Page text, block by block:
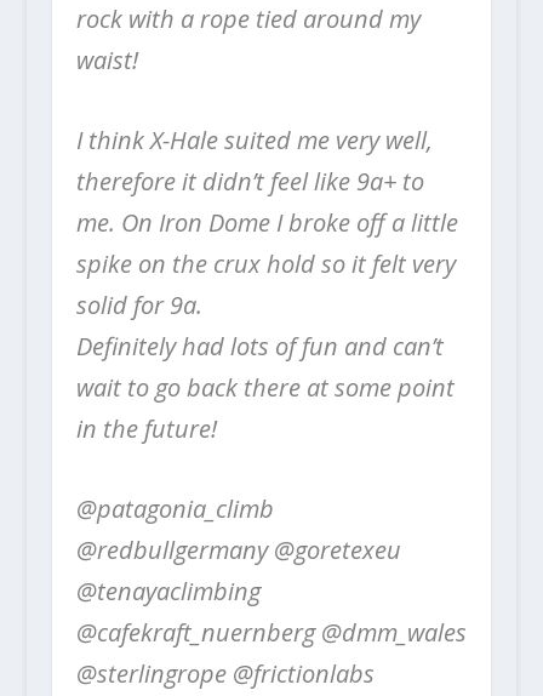
rock with a rope tied around my
waist!
I think X-Hale suited me very well,
therefore it didn’t feel like 9a+ to
me. On Iron Dome I broke off a little
spike on the crux hold so it felt very
solid for 9a.
Definitely had lots of fun and can’t
wait to go back there at some point
in the future!
@patagonia_climb
@redbullgermany @goretexeu
@tenayaclimbing
@cafekraft_nuernberg @dmm_wales
@sterlingrope @frictionlabs